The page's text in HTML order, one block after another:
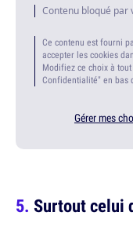
Contenu bloqué par
Ce contenu est fourni
accepter les cookies
Modifiez ce choix à
Confidentialité" en bas
Gérer mes
Surtout celui